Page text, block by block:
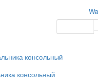
консольный